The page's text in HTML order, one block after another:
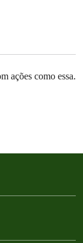
ações como essa.